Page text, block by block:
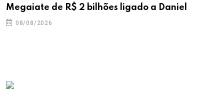
Megaiate de R$ 2 bilhões ligado a Daniel
08/08/2026